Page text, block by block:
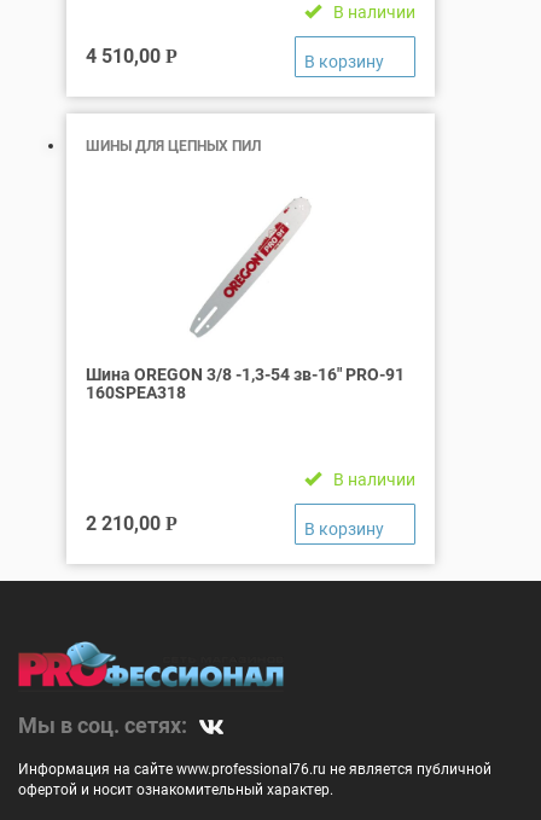
В наличии
4 510,00 Р
ШИНЫ ДЛЯ ЦЕПНЫХ ПИЛ
Шина OREGON 3/8 -1,3-54 зв-16″ PRO-91
160SPEA318
В наличии
2 210,00 Р
Мы в соц. сетях:
Информация на сайте www.professional76.ru не является публичной
офертой и носит ознакомительный характер.